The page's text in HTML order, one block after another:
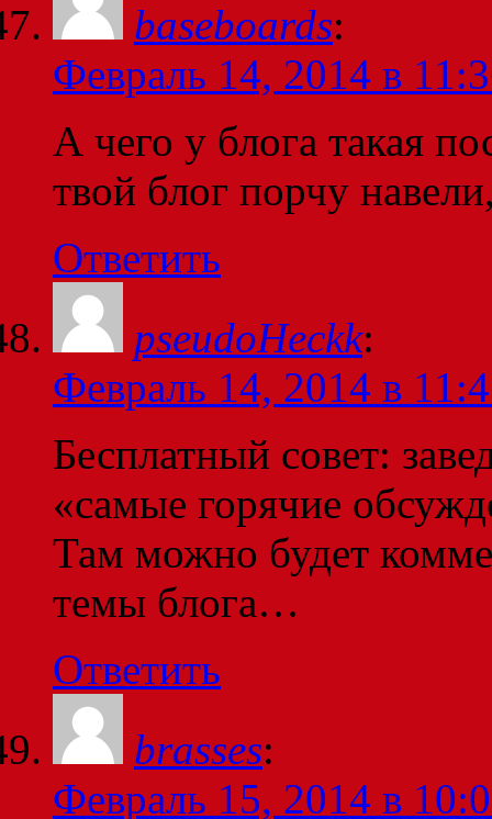
baseboards:
Февраль 14, 2014 в
А чего у блога такая
твой блог порчу
Ответить
pseudoHeckk:
Февраль 14, 2014 в
Бесплатный совет:
«самые горячие
Там можно будет
темы блога…
Ответить
brasses:
Февраль 15, 2014 в